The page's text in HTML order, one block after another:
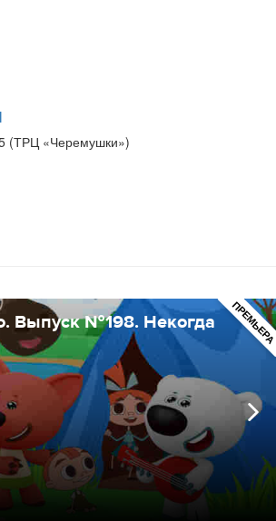
(ТРЦ «Черемушки»)
Выпуск №198. Некогда